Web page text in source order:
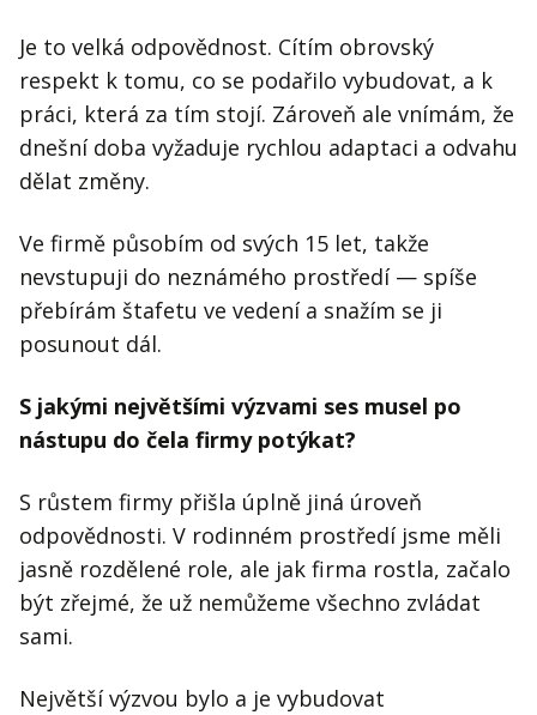
Je to velká odpovědnost. Cítím obrovský
respekt k tomu, co se podařilo vybudovat, a k
práci, která za tím stojí. Zároveň ale vnímám, že
dnešní doba vyžaduje rychlou adaptaci a odvahu
dělat změny.
Ve firmě působím od svých 15 let, takže
nevstupuji do neznámého prostředí — spíše
přebírám štafetu ve vedení a snažím se ji
posunout dál.
S jakými největšími výzvami ses musel po
nástupu do čela firmy potýkat?
S růstem firmy přišla úplně jiná úroveň
odpovědnosti. V rodinném prostředí jsme měli
jasně rozdělené role, ale jak firma rostla, začalo
být zřejmé, že už nemůžeme všechno zvládat
sami.
Největší výzvou bylo a je vybudovat